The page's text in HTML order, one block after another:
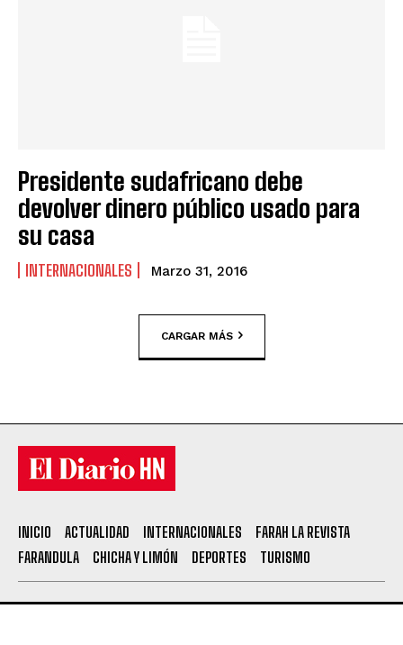
Presidente sudafricano debe
devolver dinero público usado para
su casa
INTERNACIONALES Marzo 31, 2016
CARGAR MÁS
INICIO ACTUALIDAD INTERNACIONALES
FARAH LA REVISTA
FARANDULA
CHICHA Y LIMÓN DEPORTES TURISMO